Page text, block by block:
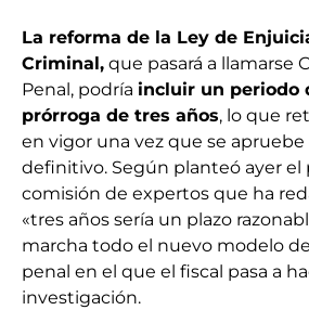
La reforma de la Ley de
Criminal, que pasará a llamarse
Penal, podría incluir un periodo
prórroga de tres años, lo que
en vigor una vez que se
definitivo. Según planteó ayer el
comisión de expertos que ha
«tres años sería un plazo
marcha todo el nuevo modelo
penal en el que el fiscal pasa a
investigación.